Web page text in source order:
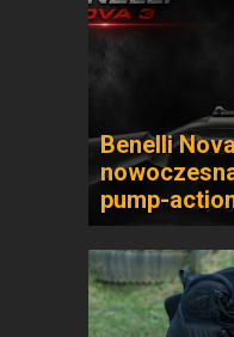
Benelli
pump-